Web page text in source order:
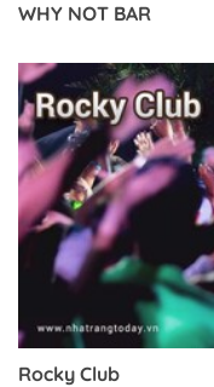
WHY NOT BAR
Rocky Club